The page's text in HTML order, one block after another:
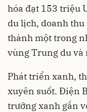
hóa đạt 153 triệu
du lịch, doanh
thành một trong
vùng Trung du và
Phát triển xanh,
xuyên suốt. Điện
trưởng xanh gắn